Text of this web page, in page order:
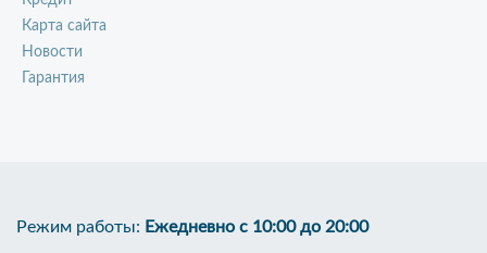
Карта сайта
Новости
Гарантия
Режим работы: Ежедневно с 10:00 до 20:00